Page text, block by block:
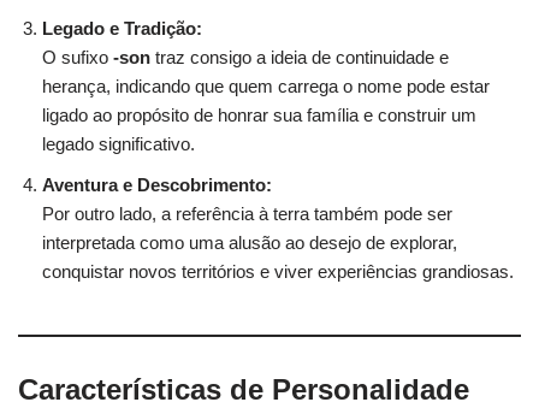
Legado e Tradição:
O sufixo -son traz consigo a ideia de continuidade e
herança, indicando que quem carrega o nome pode estar
ligado ao propósito de honrar sua família e construir um
legado significativo.
Aventura e Descobrimento:
Por outro lado, a referência à terra também pode ser
interpretada como uma alusão ao desejo de explorar,
conquistar novos territórios e viver experiências grandiosas.
Características de Personalidade